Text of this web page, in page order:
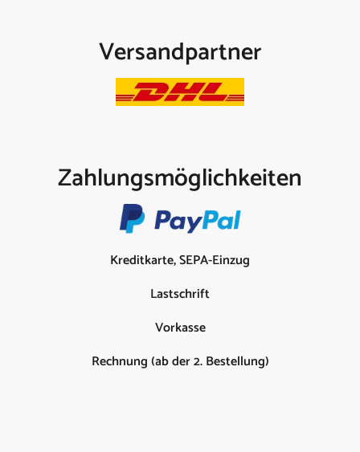
Versandpartner
Zahlungsmöglichkeiten
Kreditkarte, SEPA-Einzug
Lastschrift
Vorkasse
Rechnung (ab der 2. Bestellung)